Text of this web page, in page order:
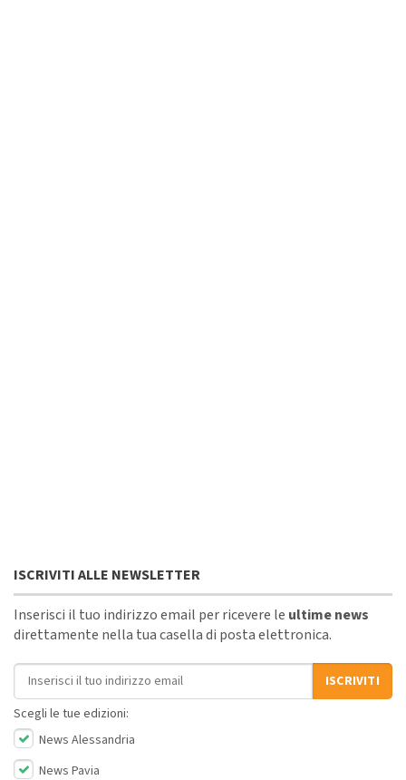
ISCRIVITI ALLE NEWSLETTER
Inserisci il tuo indirizzo email per ricevere le ultime news
direttamente nella tua casella di posta elettronica.
Indirizzo email
ISCRIVITI
Scegli le tue edizioni:
News Alessandria
News Pavia